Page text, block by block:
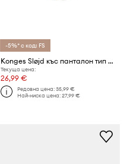
-5%* с код: FS
Konges Sløjd къс панталон тип анцуг за деца от памук ITTY SHORTS GOTS
Текуща цена:
26,99 €
Редовна цена:35,99 €
Най-ниска цена:27,99 €